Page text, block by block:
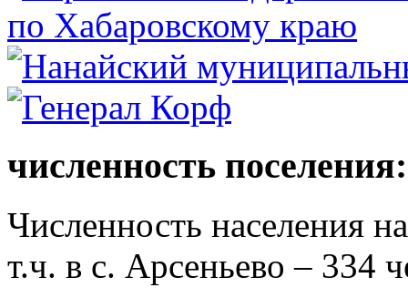
численность поселения:
Численность населения
т.ч. в с. Арсеньево – 334